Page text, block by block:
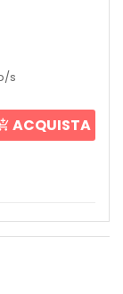
s
ACQUISTA